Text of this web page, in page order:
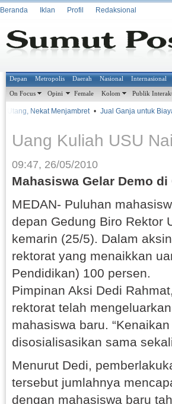
Beranda Iklan Profil Redaksional
Depan Metropolis Daerah Nasional Internasional
On Focus Opini Female Kolom Publik
Utang, Nekat Menjambret • Jual Ganja untuk Biayai
Uang Kuliah USU
09:47, 26/05/2010
Mahasiswa Gelar Demo
MEDAN- Puluhan
depan Gedung Biro Rektor
kemarin (25/5). Dalam
rektorat yang menaikkan
Pendidikan) 100 persen.
Pimpinan Aksi Dedi
rektorat telah
mahasiswa baru.
disosialisasikan sama
Menurut Dedi,
tersebut jumlahnya
dengan mahasiswa baru